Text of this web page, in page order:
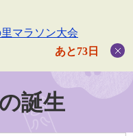
マラソン大会
あと73日
誕生